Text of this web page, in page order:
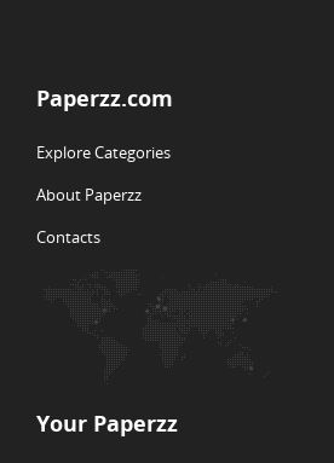
Paperzz.com
Explore Categories
About Paperzz
Contacts
Your Paperzz